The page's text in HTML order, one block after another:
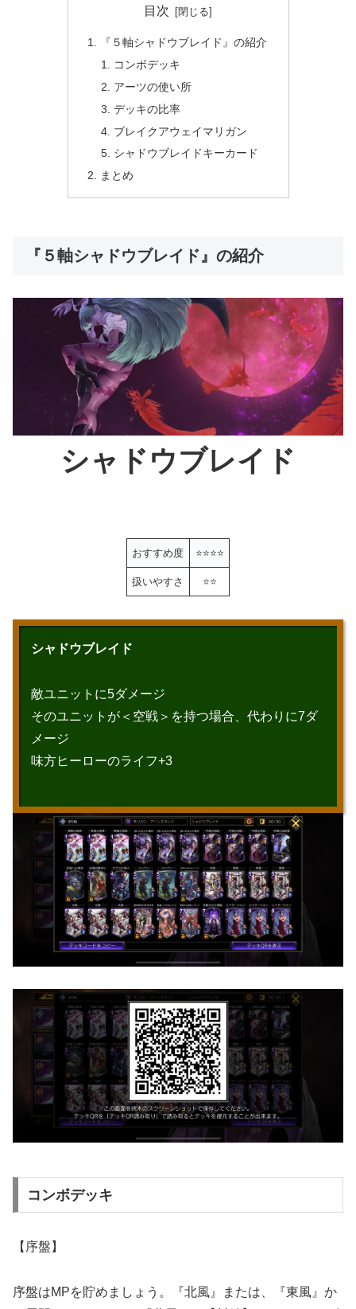
目次
『５軸シャドウブレイド』の紹介
コンボデッキ
アーツの使い所
デッキの比率
ブレイクアウェイマリガン
シャドウブレイドキーカード
まとめ
『５軸シャドウブレイド』の紹介
シャドウブレイド
おすすめ度 ⭐️⭐️⭐️⭐️
扱いやすさ ⭐️⭐️
シャドウブレイド
敵ユニットに5ダメージ
そのユニットが＜空戦＞を持つ場合、代わりに7ダ
メージ
味方ヒーローのライフ+3
コンボデッキ
【序盤】
序盤はMPを貯めましょう。『北風』または、『東風』か